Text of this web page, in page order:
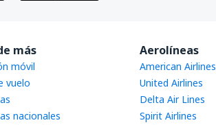
más
móvil
vuelo
nacionales
Aerolíneas
American Airlines
United Airlines
Delta Air Lines
Spirit Airlines